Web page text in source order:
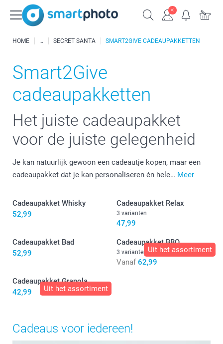
HOME SECRET SANTA SMART2GIVE CADEAUPAKKETTEN
Smart2Give
cadeaupakketten
Het juiste cadeaupakket
voor de juiste gelegenheid
Je kan natuurlijk gewoon een cadeautje kopen, maar een
cadeaupakket dat je kan personaliseren én hele… Meer
Cadeaupakket Whisky
52,99
Cadeaupakket Relax
3 varianten
47,99
Cadeaupakket Bad
52,99
Uit het assortiment
Cadeaupakket BBQ
3 varianten
Vanaf 62,99
Uit het assortiment
Cadeaupakket Granola
42,99
Cadeaus voor iedereen!